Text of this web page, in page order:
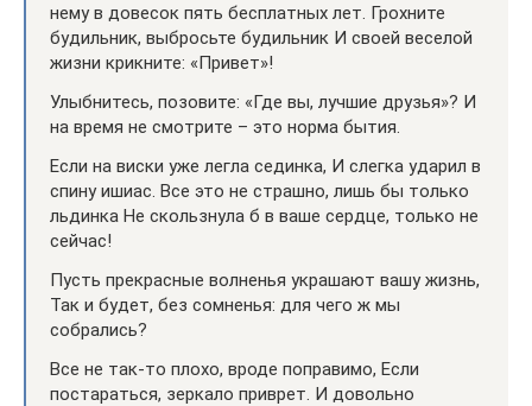
нему в довесок пять бесплатных лет. Грохните
будильник, выбросьте будильник И своей веселой
жизни крикните: «Привет»!
Улыбнитесь, позовите: «Где вы, лучшие друзья»? И
на время не смотрите – это норма бытия.
Если на виски уже легла сединка, И слегка ударил в
спину ишиас. Все это не страшно, лишь бы только
льдинка Не скользнула б в ваше сердце, только не
сейчас!
Пусть прекрасные волненья украшают вашу жизнь,
Так и будет, без сомненья: для чего ж мы
собрались?
Все не так-то плохо, вроде поправимо, Если
постараться, зеркало приврет. И довольно